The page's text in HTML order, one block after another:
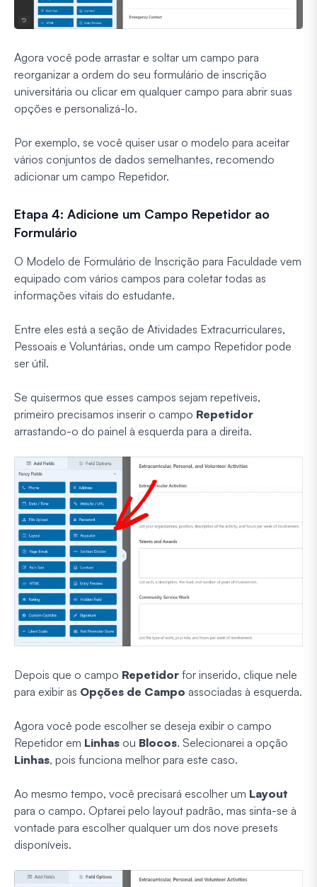
Agora você pode arrastar e soltar um campo para
reorganizar a ordem do seu formulário de inscrição
universitária ou clicar em qualquer campo para abrir suas
opções e personalizá-lo.
Por exemplo, se você quiser usar o modelo para aceitar
vários conjuntos de dados semelhantes, recomendo
adicionar um campo Repetidor.
Etapa 4: Adicione um Campo Repetidor ao
Formulário
O Modelo de Formulário de Inscrição para Faculdade vem
equipado com vários campos para coletar todas as
informações vitais do estudante.
Entre eles está a seção de Atividades Extracurriculares,
Pessoais e Voluntárias, onde um campo Repetidor pode
ser útil.
Se quisermos que esses campos sejam repetíveis,
primeiro precisamos inserir o campo Repetidor
arrastando-o do painel à esquerda para a direita.
Depois que o campo Repetidor for inserido, clique nele
para exibir as Opções de Campo associadas à esquerda.
Agora você pode escolher se deseja exibir o campo
Repetidor em Linhas ou Blocos. Selecionarei a opção
Linhas, pois funciona melhor para este caso.
Ao mesmo tempo, você precisará escolher um Layout
para o campo. Optarei pelo layout padrão, mas sinta-se à
vontade para escolher qualquer um dos nove presets
disponíveis.